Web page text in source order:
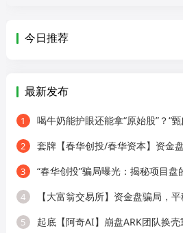
今日推荐
最新发布
1 喝牛奶能护眼还能拿“原始股”？“
2 套牌【春华创投/春华资本】资金盘骗
3 “春华创投”骗局曝光：揭秘项目盘
4 【大富翁交易所】资金盘骗局，平移会
5 起底【阿奇AI】崩盘ARK团队换壳重生，AI